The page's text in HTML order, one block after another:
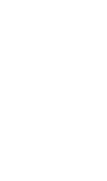
que são